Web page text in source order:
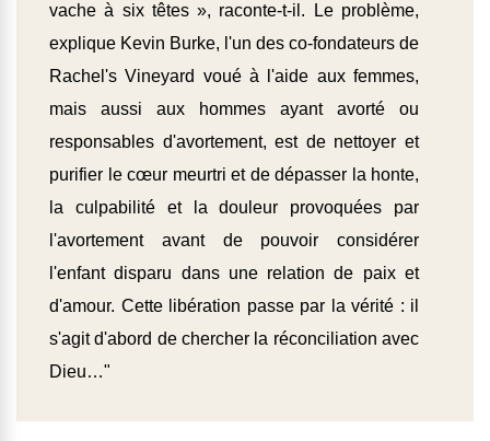
vache à six têtes », raconte-t-il. Le problème,
explique Kevin Burke, l'un des co-fondateurs de
Rachel's Vineyard voué à l'aide aux femmes,
mais aussi aux hommes ayant avorté ou
responsables d'avortement, est de nettoyer et
purifier le cœur meurtri et de dépasser la honte,
la culpabilité et la douleur provoquées par
l'avortement avant de pouvoir considérer
l'enfant disparu dans une relation de paix et
d'amour. Cette libération passe par la vérité : il
s'agit d'abord de chercher la réconciliation avec
Dieu…"